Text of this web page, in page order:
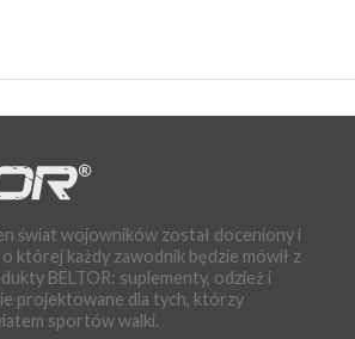
świat wojowników został doceniony i
której każdy zawodnik będzie mówił z
BELTOR: suplementy, odzież i
projektowane dla tych, którzy
sportów walki.